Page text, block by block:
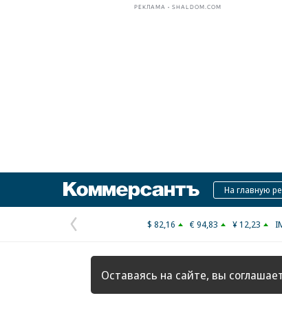
РЕКЛАМА • SHALDOM.COM
КоммерсантъНа главную
Предыдущая
страница
$ 82,16 € 94,83 ¥ 12,23
Оставаясь на сайте, вы